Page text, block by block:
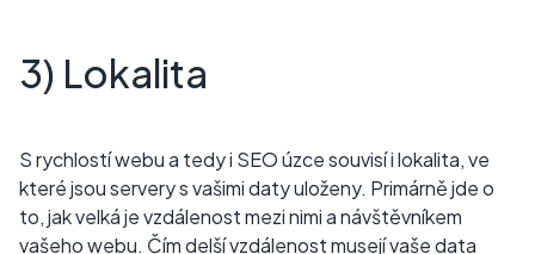
3) Lokalita
S rychlostí webu a tedy i SEO úzce souvisí i lokalita, ve
které jsou servery s vašimi daty uloženy. Primárně jde o
to, jak velká je vzdálenost mezi nimi a návštěvníkem
vašeho webu. Čím delší vzdálenost musejí vaše data